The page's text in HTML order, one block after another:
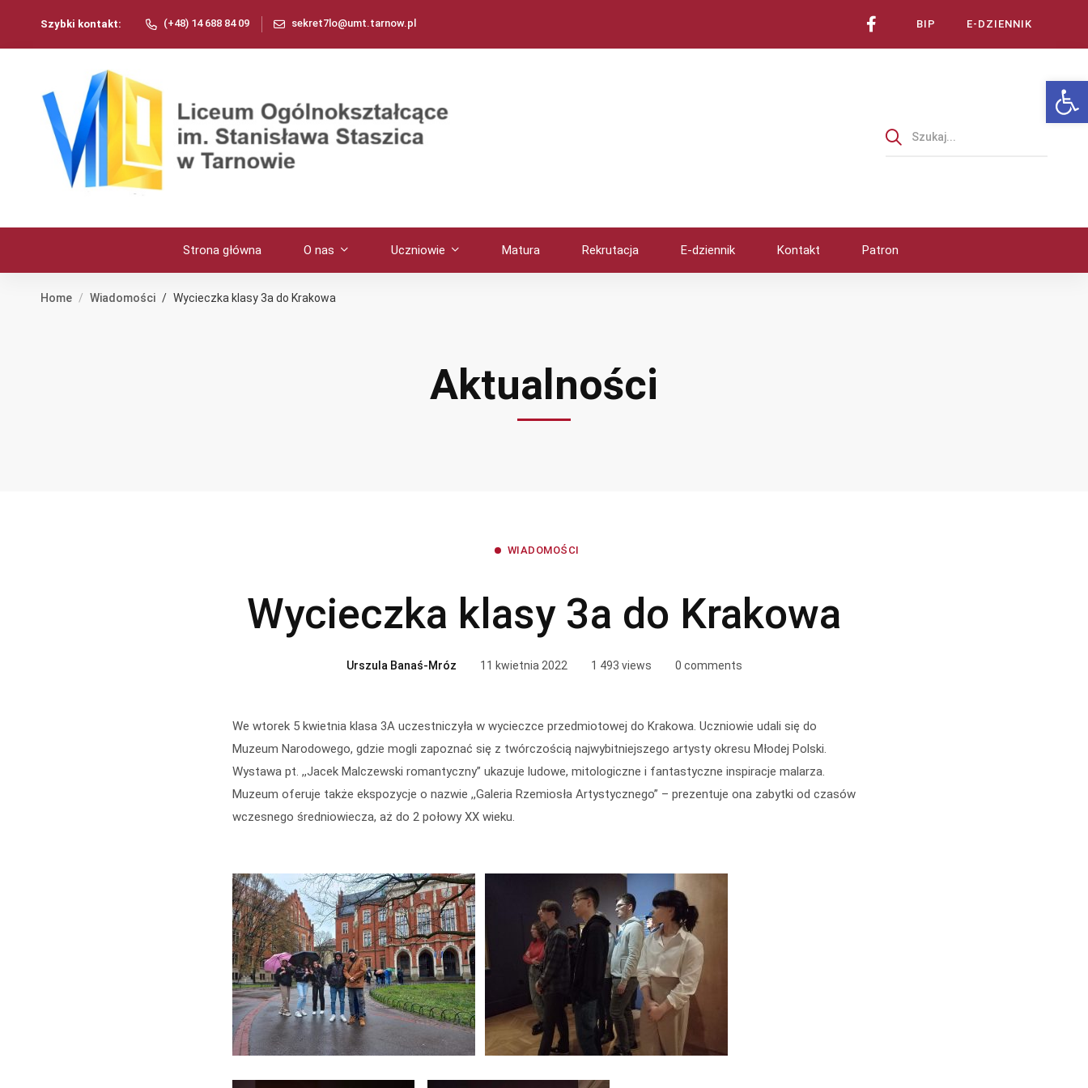
Szybki kontakt: (+48) 14 688 84 09 sekret7lo@umt.tarnow.pl BIP E-DZIENNIK
Strona główna O nas Uczniowie Matura Rekrutacja E-dziennik Kontakt Patron
Home Wiadomości Wycieczka klasy 3a do Krakowa
Aktualności
WIADOMOŚCI
Wycieczka klasy 3a do Krakowa
Urszula Banaś-Mróz 11 kwietnia 2022 1 493 views 0 comments
We wtorek 5 kwietnia klasa 3A uczestniczyła w wycieczce przedmiotowej do Krakowa. Uczniowie udali się do
Muzeum Narodowego, gdzie mogli zapoznać się z twórczością najwybitniejszego artysty okresu Młodej Polski.
Wystawa pt. ,,Jacek Malczewski romantyczny” ukazuje ludowe, mitologiczne i fantastyczne inspiracje malarza.
Muzeum oferuje także ekspozycje o nazwie ,,Galeria Rzemiosła Artystycznego” – prezentuje ona zabytki od czasów
wczesnego średniowiecza, aż do 2 połowy XX wieku.